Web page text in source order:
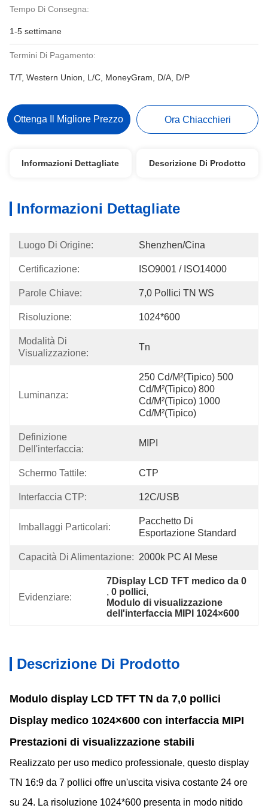
Tempo Di Consegna:
1-5 settimane
Termini Di Pagamento:
T/T, Western Union, L/C, MoneyGram, D/A, D/P
Ottenga Il Migliore Prezzo Ora Chiacchieri
Informazioni Dettagliate Descrizione Di Prodotto
Informazioni Dettagliate
Luogo Di Origine: Shenzhen/Cina
Certificazione: ISO9001 / ISO14000
Parole Chiave: 7,0 Pollici TN WS
Risoluzione: 1024*600
Modalità Di
Visualizzazione:
Tn
Luminanza:
250 Cd/m²(tipico) 500
Cd/m²(tipico) 800
Cd/m²(tipico) 1000
Cd/m²(tipico)
Definizione
Dell'interfaccia:
MIPI
Schermo Tattile: CTP
Interfaccia CTP: 12C/USB
Imballaggi Particolari:
Pacchetto Di
Esportazione Standard
Capacità Di Alimentazione: 2000k PC Al Mese
Evidenziare:
7Display LCD TFT medico da 0
, 0 pollici,
Modulo di visualizzazione
dell'interfaccia MIPI 1024×600
Descrizione Di Prodotto
Modulo display LCD TFT TN da 7,0 pollici
Display medico 1024×600 con interfaccia MIPI
Prestazioni di visualizzazione stabili
Realizzato per uso medico professionale, questo display
TN 16:9 da 7 pollici offre un'uscita visiva costante 24 ore
su 24. La risoluzione 1024*600 presenta in modo nitido